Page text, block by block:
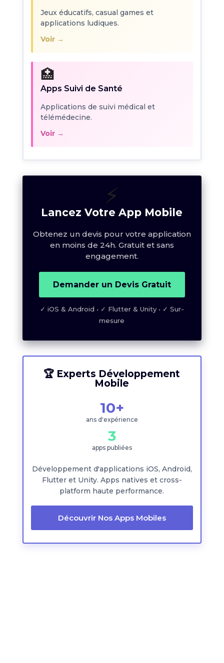
Jeux éducatifs, casual games et
applications ludiques.
Voir →
🏥
Apps Suivi de Santé
Applications de suivi médical et
télémédecine.
Voir →
⚡
Lancez Votre App Mobile
Obtenez un devis pour votre application
en moins de 24h. Gratuit et sans
engagement.
Demander un Devis Gratuit
✓ iOS & Android • ✓ Flutter & Unity • ✓ Sur-
mesure
🏆 Experts Développement
Mobile
10+
ans d'expérience
3
apps publiées
Développement d'applications iOS, Android,
Flutter et Unity. Apps natives et cross-
platform haute performance.
Découvrir Nos Apps Mobiles